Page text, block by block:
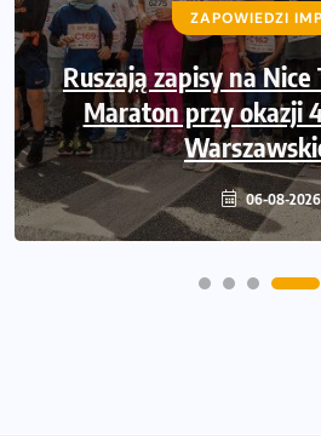
ZAPOWIEDZI
Ruszają zapisy na
Maraton przy okazji
06-08-2026